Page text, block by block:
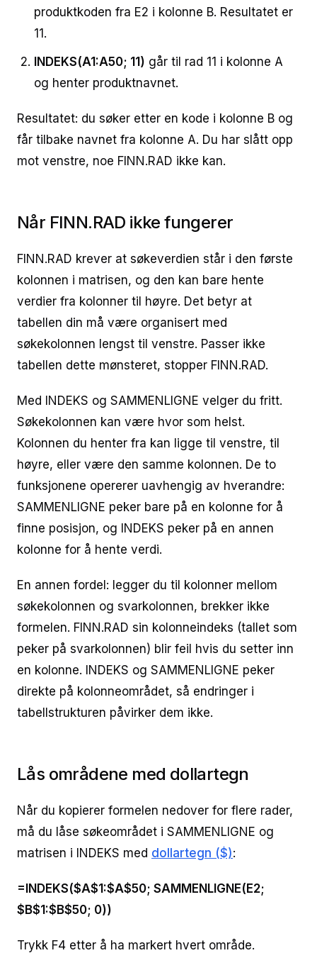
produktkoden fra E2 i kolonne B. Resultatet er
11.
INDEKS(A1:A50; 11) går til rad 11 i kolonne A
og henter produktnavnet.
Resultatet: du søker etter en kode i kolonne B og
får tilbake navnet fra kolonne A. Du har slått opp
mot venstre, noe FINN.RAD ikke kan.
Når FINN.RAD ikke fungerer
FINN.RAD krever at søkeverdien står i den første
kolonnen i matrisen, og den kan bare hente
verdier fra kolonner til høyre. Det betyr at
tabellen din må være organisert med
søkekolonnen lengst til venstre. Passer ikke
tabellen dette mønsteret, stopper FINN.RAD.
Med INDEKS og SAMMENLIGNE velger du fritt.
Søkekolonnen kan være hvor som helst.
Kolonnen du henter fra kan ligge til venstre, til
høyre, eller være den samme kolonnen. De to
funksjonene opererer uavhengig av hverandre:
SAMMENLIGNE peker bare på en kolonne for å
finne posisjon, og INDEKS peker på en annen
kolonne for å hente verdi.
En annen fordel: legger du til kolonner mellom
søkekolonnen og svarkolonnen, brekker ikke
formelen. FINN.RAD sin kolonneindeks (tallet som
peker på svarkolonnen) blir feil hvis du setter inn
en kolonne. INDEKS og SAMMENLIGNE peker
direkte på kolonneområdet, så endringer i
tabellstrukturen påvirker dem ikke.
Lås områdene med dollartegn
Når du kopierer formelen nedover for flere rader,
må du låse søkeområdet i SAMMENLIGNE og
matrisen i INDEKS med dollartegn ($):
=INDEKS($A$1:$A$50; SAMMENLIGNE(E2;
$B$1:$B$50; 0))
Trykk F4 etter å ha markert hvert område.